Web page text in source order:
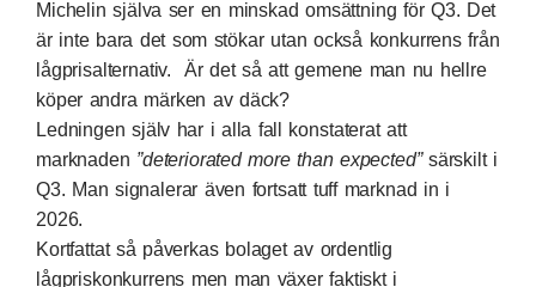
Michelin själva ser en minskad omsättning för Q3. Det
är inte bara det som stökar utan också konkurrens från
lågprisalternativ. Är det så att gemene man nu hellre
köper andra märken av däck?
Ledningen själv har i alla fall konstaterat att
marknaden ”deteriorated more than expected”särskilt i
Q3. Man signalerar även fortsatt tuff marknad in i
2026.
Kortfattat så påverkas bolaget av ordentlig
lågpriskonkurrens men man växer faktiskt i